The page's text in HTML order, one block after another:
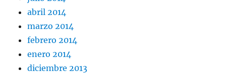
abril 2014
marzo 2014
febrero 2014
enero 2014
diciembre 2013